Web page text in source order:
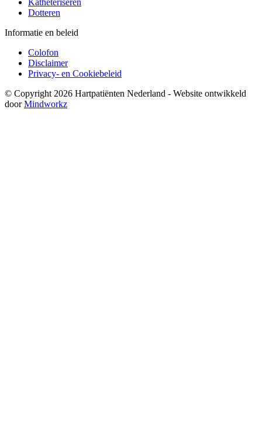
Katheteriseren
Dotteren
Informatie en beleid
Colofon
Disclaimer
Privacy- en Cookiebeleid
© Copyright 2026 Hartpatiënten Nederland - Website ontwikkeld
doorMindworkz